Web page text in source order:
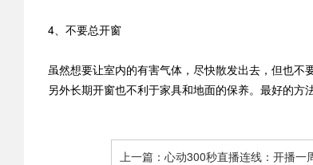
4、不要总开窗
虽然想要让室内的有害气体，尽快散发出去，但也不
另外长期开窗也不利于家具和地面的保养。最好的方
上一篇：心动300秒直播连线：开播一